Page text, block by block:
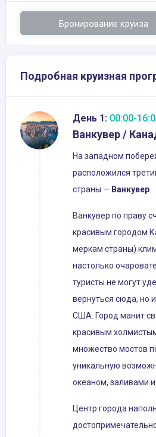
Бронирование круиза
Подробная круизная
День 1: 00:00-
Ванкувер /
На западном
расположился
страны — Ванкувер
Ванкувер по праву
красивым городом
меркам страны)
настолько
туристы не могут
вернуться сюда, но
США. Город манит
красивым
множество мостов
уникальную
океаном, заливами
Центр города